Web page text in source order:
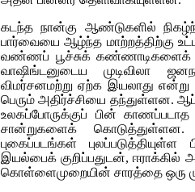
கடந்த நான்கு ஆண்டுகளில்
பார்வையை ஆழ்ந்த மாற்றத்திற்கு
வண்ணப் பூச்சுக் கண்ணாடிகளைக்
வாஷிங்டனுடைய முடிவிலா
விமர்சனமற்று ஏற்க இயலாது என்று
பெரும் அதிர்ச்சியை தந்துள்ளன.
உலகப்போருக்குப் பின்
சான்றுகளைக் கொடுத்துள்ளன.
புகைப்படங்கள் புலப்படுத்தியுள்ள
இயல்பைக் குறிப்பதுடன், ஈராக்கில்
கொள்ளைமுறையின் சாரத்தை ஒரு